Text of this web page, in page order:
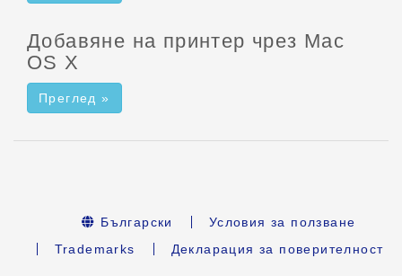
Добавяне на принтер чрез Mac
OS X
Преглед »
Български
Условия за ползване
Trademarks
Декларация за поверителност